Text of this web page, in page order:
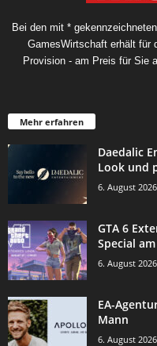
Bei den mit *
GamesWirtschaft erhält für
Provision - am Preis für Sie
Mehr erfahren
Daedalic
Look und
6. August 2026
GTA 6
Special
6. August 2026
EA-
Mann
6. August 2026